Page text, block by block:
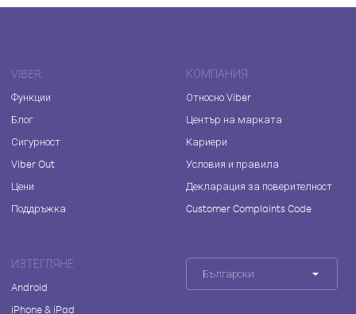
VIBER
Функции
Блог
Сигурност
Viber Out
Цени
Поддръжка
КОМПАНИЯ
Относно Viber
Център на марката
Кариери
Условия и правила
Декларация за поверителност
Customer Complaints Code
ИЗТЕГЛЯНЕ
Android
iPhone & iPad
Български